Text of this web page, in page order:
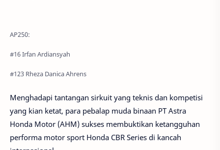
AP250:
#16 Irfan Ardiansyah
#123 Rheza Danica Ahrens
Menghadapi tantangan sirkuit yang teknis dan kompetisi
yang kian ketat, para pebalap muda binaan PT Astra
Honda Motor (AHM) sukses membuktikan ketangguhan
performa motor sport Honda CBR Series di kancah